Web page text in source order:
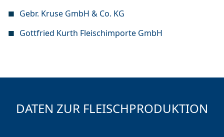
Gebr. Kruse GmbH & Co. KG
Gottfried Kurth Fleischimporte GmbH
DATEN ZUR FLEISCHPRODUKTION